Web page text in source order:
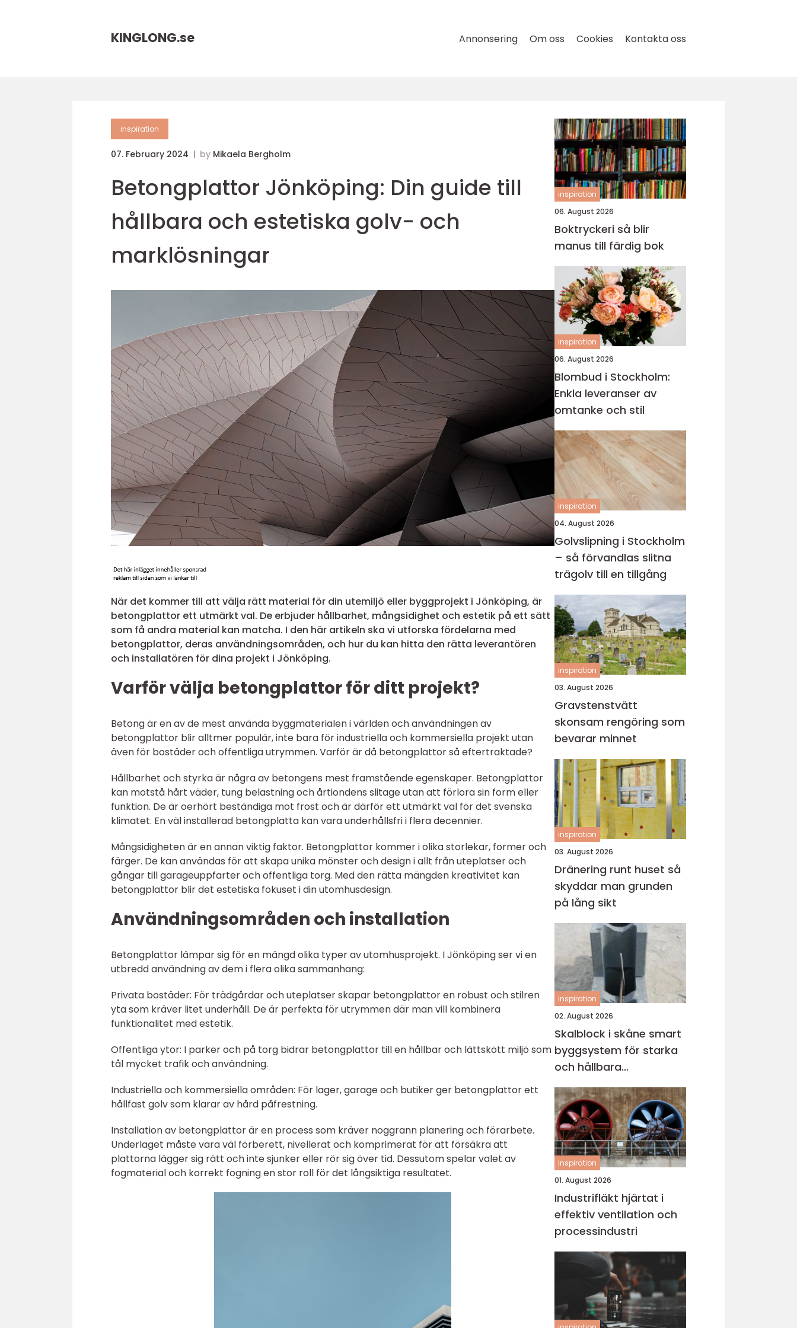
KINGLONG.se Annonsering Om oss Cookies Kontakta oss
inspiration
07. February 2024 by Mikaela Bergholm
Betongplattor Jönköping: Din guide till
hållbara och estetiska golv- och
marklösningar
När det kommer till att välja rätt material för din utemiljö eller byggprojekt i Jönköping, är
betongplattor ett utmärkt val. De erbjuder hållbarhet, mångsidighet och estetik på ett sätt
som få andra material kan matcha. I den här artikeln ska vi utforska fördelarna med
betongplattor, deras användningsområden, och hur du kan hitta den rätta leverantören
och installatören för dina projekt i Jönköping.
Varför välja betongplattor för ditt projekt?
Betong är en av de mest använda byggmaterialen i världen och användningen av
betongplattor blir alltmer populär, inte bara för industriella och kommersiella projekt utan
även för bostäder och offentliga utrymmen. Varför är då betongplattor så eftertraktade?
Hållbarhet och styrka är några av betongens mest framstående egenskaper. Betongplattor
kan motstå hårt väder, tung belastning och årtiondens slitage utan att förlora sin form eller
funktion. De är oerhört beständiga mot frost och är därför ett utmärkt val för det svenska
klimatet. En väl installerad betongplatta kan vara underhållsfri i flera decennier.
Mångsidigheten är en annan viktig faktor. Betongplattor kommer i olika storlekar, former och
färger. De kan användas för att skapa unika mönster och design i allt från uteplatser och
gångar till garageuppfarter och offentliga torg. Med den rätta mängden kreativitet kan
betongplattor blir det estetiska fokuset i din utomhusdesign.
Användningsområden och installation
Betongplattor lämpar sig för en mängd olika typer av utomhusprojekt. I Jönköping ser vi en
utbredd användning av dem i flera olika sammanhang:
Privata bostäder: För trädgårdar och uteplatser skapar betongplattor en robust och stilren
yta som kräver litet underhåll. De är perfekta för utrymmen där man vill kombinera
funktionalitet med estetik.
Offentliga ytor: I parker och på torg bidrar betongplattor till en hållbar och lättskött miljö som
tål mycket trafik och användning.
Industriella och kommersiella områden: För lager, garage och butiker ger betongplattor ett
hållfast golv som klarar av hård påfrestning.
Installation av betongplattor är en process som kräver noggrann planering och förarbete.
Underlaget måste vara väl förberett, nivellerat och komprimerat för att försäkra att
plattorna lägger sig rätt och inte sjunker eller rör sig över tid. Dessutom spelar valet av
fogmaterial och korrekt fogning en stor roll för det långsiktiga resultatet.
inspiration
06. August 2026
Boktryckeri så blir
manus till färdig bok
inspiration
06. August 2026
Blombud i Stockholm:
Enkla leveranser av
omtanke och stil
inspiration
04. August 2026
Golvslipning i Stockholm
– så förvandlas slitna
trägolv till en tillgång
inspiration
03. August 2026
Gravstenstvätt
skonsam rengöring som
bevarar minnet
inspiration
03. August 2026
Dränering runt huset så
skyddar man grunden
på lång sikt
inspiration
02. August 2026
Skalblock i skåne smart
byggsystem för starka
och hållbara
konstruktioner
inspiration
01. August 2026
Industrifläkt hjärtat i
effektiv ventilation och
processindustri